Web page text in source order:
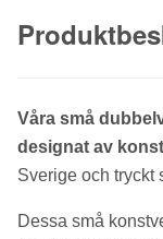
Våra små
designat av
Sverige och tryckt
Dessa små